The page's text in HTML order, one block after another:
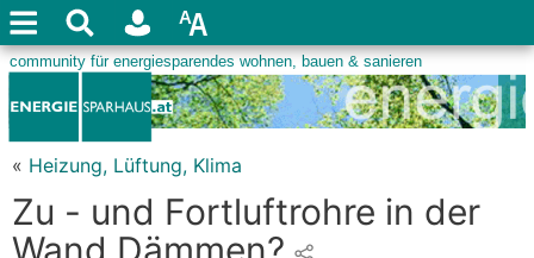
« Heizung, Lüftung, Klima
Zu - und Fortluftrohre in der